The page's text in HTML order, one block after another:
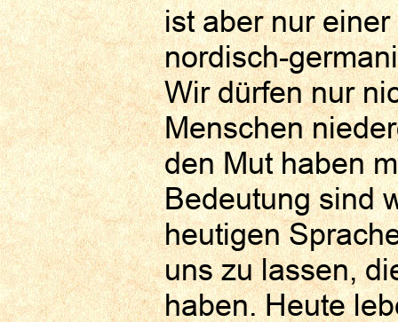
ist aber nur
nordisch-
Wir dürfen nur
Menschen
den Mut haben
Bedeutung sind
heutigen
uns zu lassen,
haben. Heute